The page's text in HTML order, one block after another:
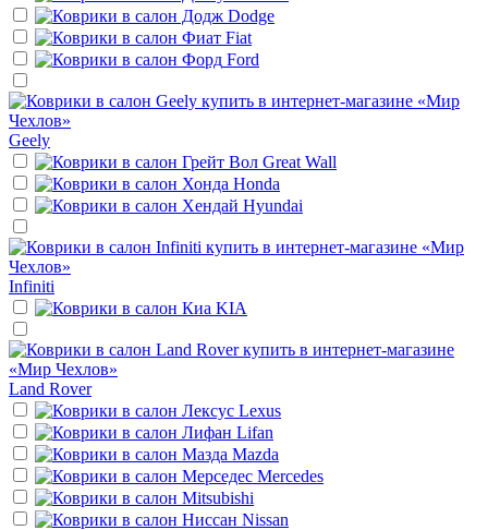
Dodge
Fiat
Ford
Geely
Great Wall
Honda
Hyundai
Infiniti
KIA
Land Rover
Lexus
Lifan
Mazda
Mercedes
Mitsubishi
Nissan